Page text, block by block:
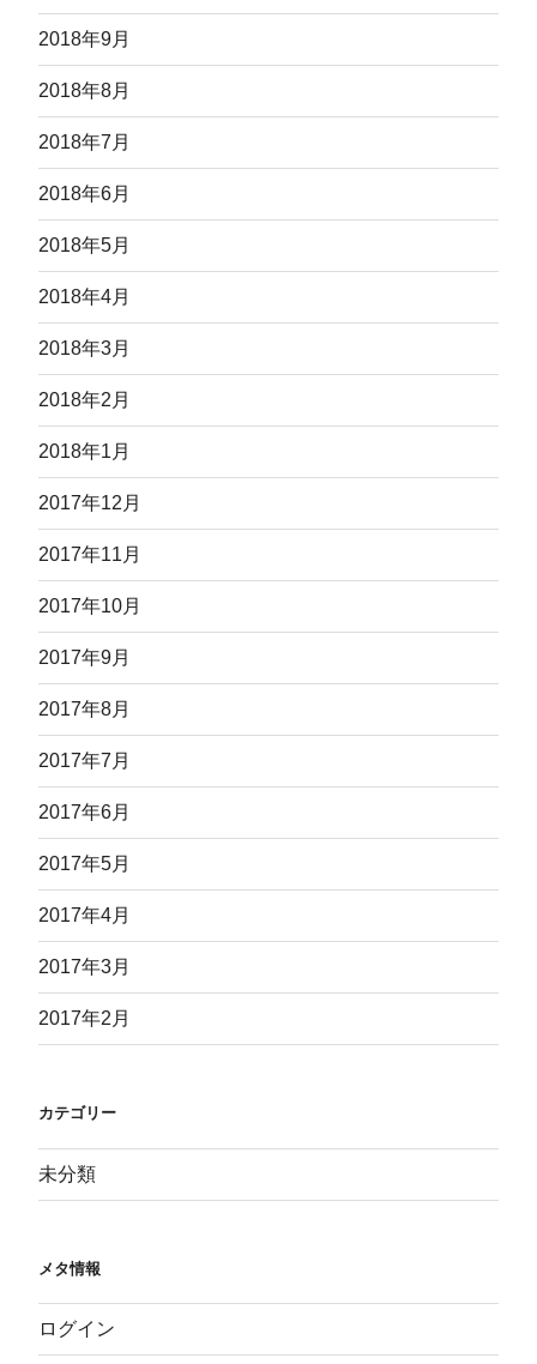
2018年9月
2018年8月
2018年7月
2018年6月
2018年5月
2018年4月
2018年3月
2018年2月
2018年1月
2017年12月
2017年11月
2017年10月
2017年9月
2017年8月
2017年7月
2017年6月
2017年5月
2017年4月
2017年3月
2017年2月
カテゴリー
未分類
メタ情報
ログイン